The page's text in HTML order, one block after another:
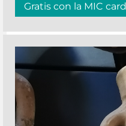
Gratis con la MIC card